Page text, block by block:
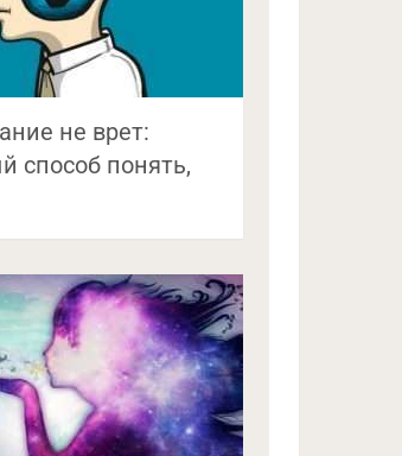
не врет:
способ понять,